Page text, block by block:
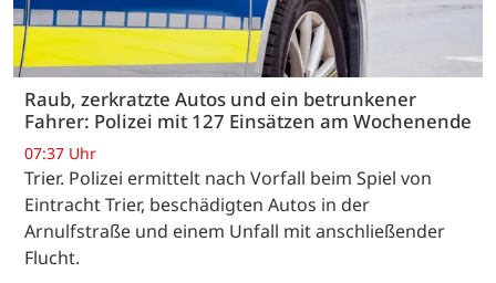
Raub, zerkratzte Autos und ein betrunkener
Fahrer: Polizei mit 127 Einsätzen am Wochenende
07:37 Uhr
Trier. Polizei ermittelt nach Vorfall beim Spiel von
Eintracht Trier, beschädigten Autos in der
Arnulfstraße und einem Unfall mit anschließender
Flucht.